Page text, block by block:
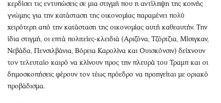
κερδίσει τις εντυπώσεις σε μια στιγμή που η αντίληψη της κοινής
γνώμης για την κατάσταση της οικονομίας παραμένει πολύ
χειρότερη από την κατάσταση της οικονομίας αυτή καθεαυτήν. Την
ίδια στιγμή, οι επτά πολιτείες-κλειδιά (Αριζόνα, Τζόρτζια, Μίσιγκαν,
Νεβάδα, Πενσιλβάνια, Bόρεια Καρολίνα και Ουισκόνσιν) δείχνουν
τον τελευταίο καιρό να κλίνουν προς την πλευρά του Τραμπ και οι
δημοσκοπήσεις φέρουν τον τέως πρόεδρο να προηγείται με οριακό
προβάδισμα.